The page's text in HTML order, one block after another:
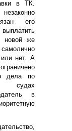
в ТК.
его
выплатить
новой же
или нет. А
дела по
судах
в